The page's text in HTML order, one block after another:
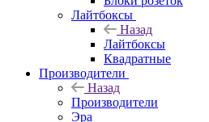
Лайтбоксы
Назад
Лайтбоксы
Квадратные
Производители
Назад
Производители
Эра